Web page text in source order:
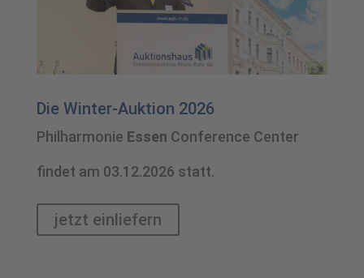
Die Winter-Auktion 2026
Philharmonie Essen Conference Center
findet am 03.12.2026 statt.
jetzt einliefern